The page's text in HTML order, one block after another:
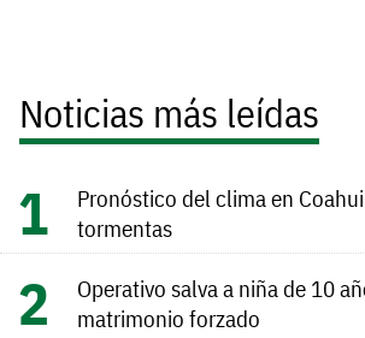
Noticias más leídas
Pronóstico del clima en
tormentas
Operativo salva a niña de 10
matrimonio forzado